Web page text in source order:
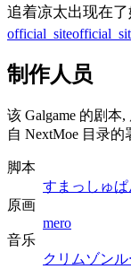
追着凉太出现在
official_site
制作人员
该 Galgame 的剧
自 NextMoe 目录的
脚本
すまっしゅ
原画
mero
音乐
クリムゾンル